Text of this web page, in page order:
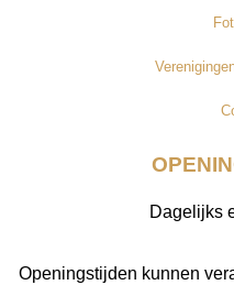
Dagelijks
Openingstijden kunnen